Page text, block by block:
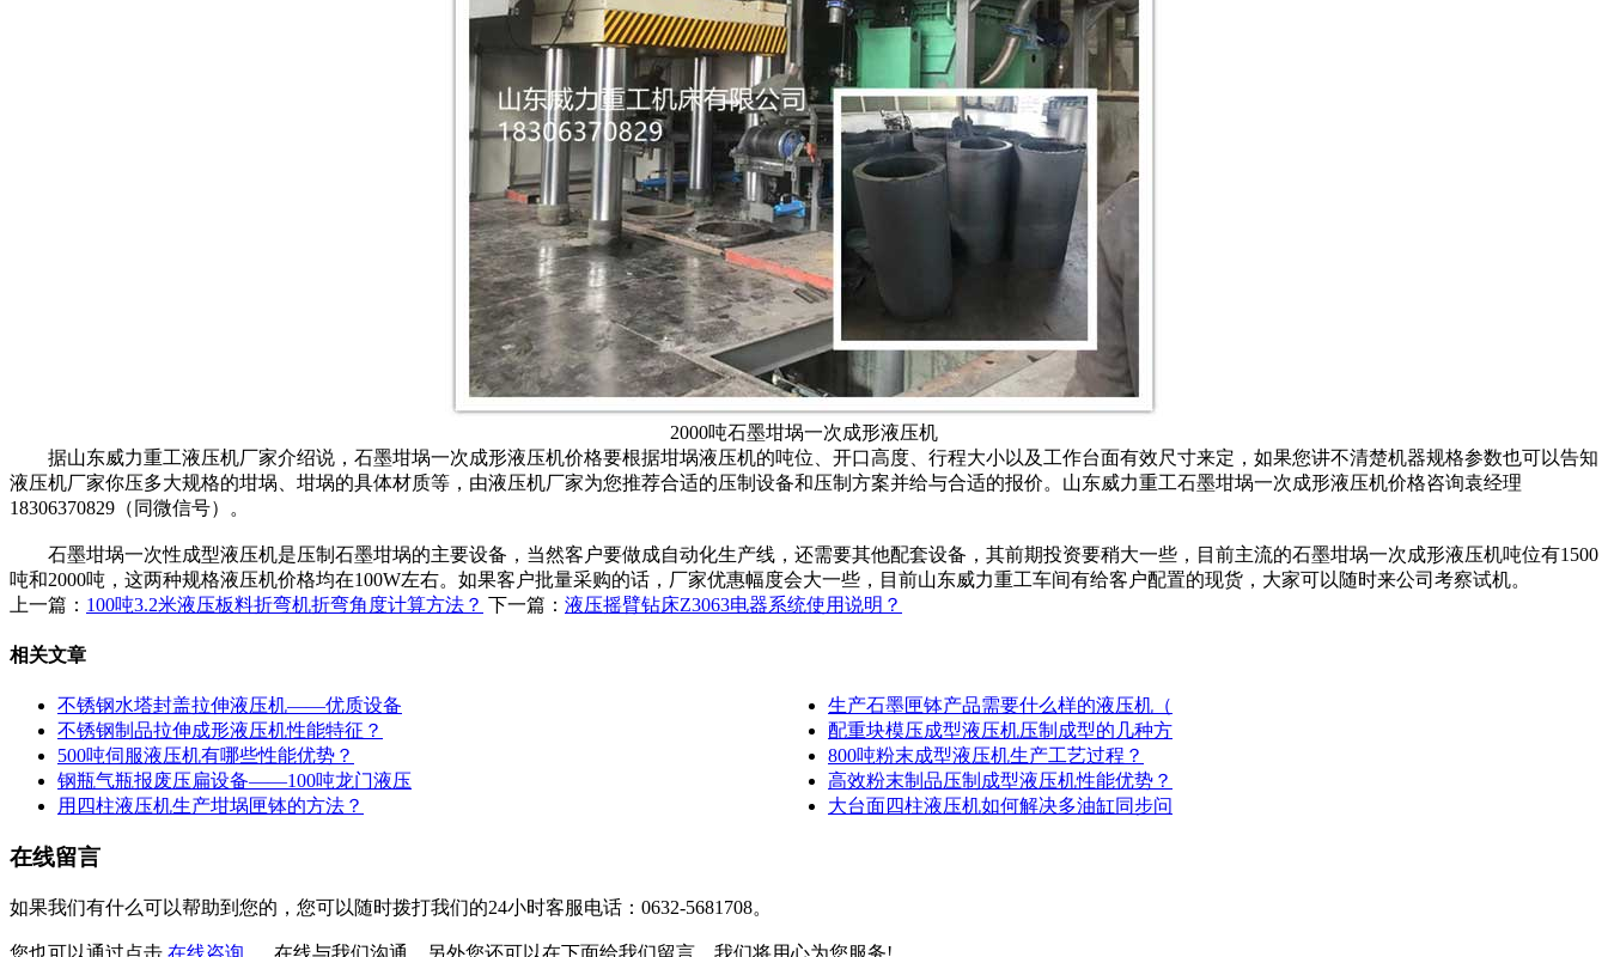
2000吨石墨坩埚一次成形液压机
据山东威力重工液压机厂家介绍说，石墨坩埚一次成形液压机价格要根据坩埚液压机的吨位、开口高度、行程大小以及工作台面有效尺寸来定，如果您讲不清楚机器规格参数也可以告知
液压机厂家你压多大规格的坩埚、坩埚的具体材质等，由液压机厂家为您推荐合适的压制设备和压制方案并给与合适的报价。山东威力重工石墨坩埚一次成形液压机价格咨询袁经理
18306370829（同微信号）。
石墨坩埚一次性成型液压机是压制石墨坩埚的主要设备，当然客户要做成自动化生产线，还需要其他配套设备，其前期投资要稍大一些，目前主流的石墨坩埚一次成形液压机吨位有1500
吨和2000吨，这两种规格液压机价格均在100W左右。如果客户批量采购的话，厂家优惠幅度会大一些，目前山东威力重工车间有给客户配置的现货，大家可以随时来公司考察试机。
上一篇： 100吨3.2米液压板料折弯机折弯角度计算方法？ 下一篇： 液压摇臂钻床Z3063电器系统使用说明？
相关文章
不锈钢水塔封盖拉伸液压机——优质设备
生产石墨匣钵产品需要什么样的液压机（
不锈钢制品拉伸成形液压机性能特征？
配重块模压成型液压机压制成型的几种方
500吨伺服液压机有哪些性能优势？
800吨粉末成型液压机生产工艺过程？
钢瓶气瓶报废压扁设备——100吨龙门液压
高效粉末制品压制成型液压机性能优势？
用四柱液压机生产坩埚匣钵的方法？
大台面四柱液压机如何解决多油缸同步问
在线留言
如果我们有什么可以帮助到您的，您可以随时拨打我们的24小时客服电话：0632-5681708。
您也可以通过点击 在线咨询 在线与我们沟通。另外您还可以在下面给我们留言，我们将用心为您服务!